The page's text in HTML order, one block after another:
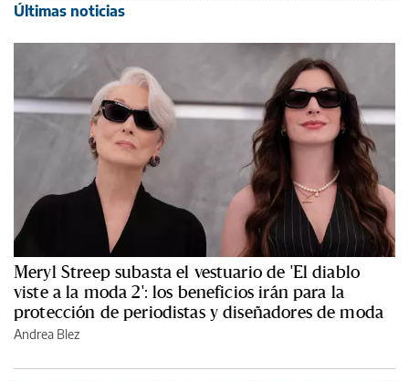
Últimas noticias
Meryl Streep subasta el vestuario de 'El diablo
viste a la moda 2': los beneficios irán para la
protección de periodistas y diseñadores de moda
Andrea Blez